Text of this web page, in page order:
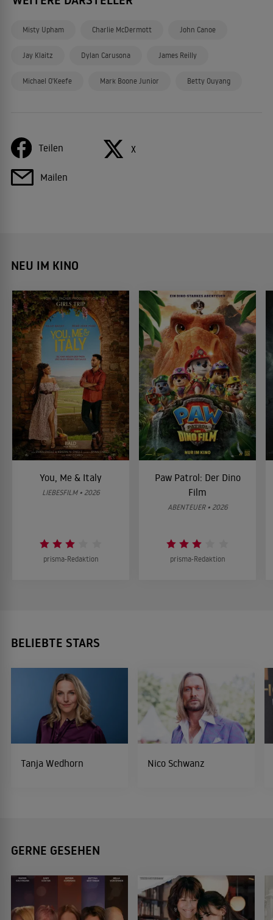
Misty Upham Charlie McDermott John Canoe
Jay Klaitz Dylan Carusona James Reilly
Michael O'Keefe Mark Boone Junior Betty Ouyang
Teilen X
Mailen
NEU IM KINO
You, Me & Italy
LIEBESFILM • 2026
prisma-Redaktion
Paw Patrol: Der Dino
Film
ABENTEUER • 2026
prisma-Redaktion
BELIEBTE STARS
Tanja Wedhorn Nico Schwanz
GERNE GESEHEN